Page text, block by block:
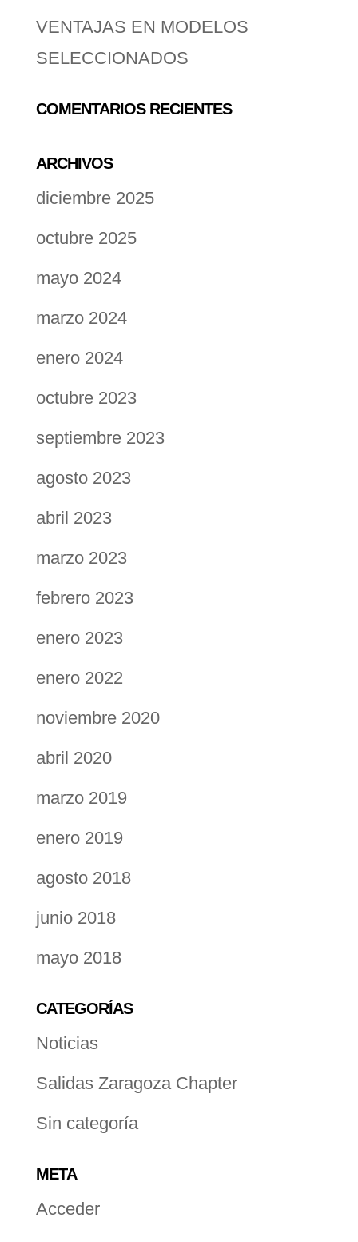
VENTAJAS EN MODELOS
SELECCIONADOS
COMENTARIOS RECIENTES
ARCHIVOS
diciembre 2025
octubre 2025
mayo 2024
marzo 2024
enero 2024
octubre 2023
septiembre 2023
agosto 2023
abril 2023
marzo 2023
febrero 2023
enero 2023
enero 2022
noviembre 2020
abril 2020
marzo 2019
enero 2019
agosto 2018
junio 2018
mayo 2018
CATEGORÍAS
Noticias
Salidas Zaragoza Chapter
Sin categoría
META
Acceder